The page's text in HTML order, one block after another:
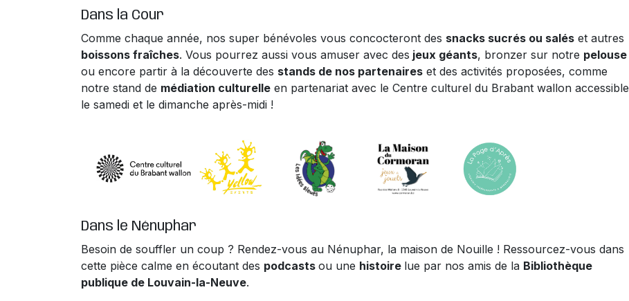
Dans la Cour
Comme chaque année, nos super bénévoles vous concocteront des snacks sucrés ou salés et autres
boissons fraîches. Vous pourrez aussi vous amuser avec des jeux géants, bronzer sur notre pelouse
ou encore partir à la découverte des stands de nos partenaires et des activités proposées, comme
notre stand de médiation culturelle en partenariat avec le Centre culturel du Brabant wallon accessible
le samedi et le dimanche après-midi !
Dans le Nénuphar
Besoin de souffler un coup ? Rendez-vous au Nénuphar, la maison de Nouille ! Ressourcez-vous dans
cette pièce calme en écoutant des podcasts ou une histoire lue par nos amis de la Bibliothèque
publique de Louvain-la-Neuve.